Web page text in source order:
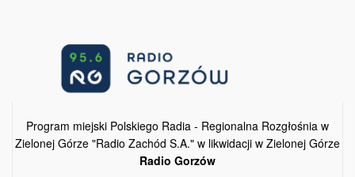
Program miejski Polskiego Radia - Regionalna Rozgłośnia w
Zielonej Górze "Radio Zachód S.A." w likwidacji w Zielonej Górze
Radio Gorzów